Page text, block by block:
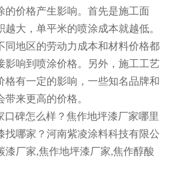
的价格产生影响。首先是施工面
大，单平米的喷涂成本就越低。
同地区的劳动力成本和材料价格都
影响到喷涂价格。另外，施工工艺
格有一定的影响，一些知名品牌和
来更高的价格。
口碑怎么样？焦作地坪漆厂家哪里
找哪家？河南紫凌涂料科技有限公
漆厂家,焦作地坪漆厂家,焦作醇酸